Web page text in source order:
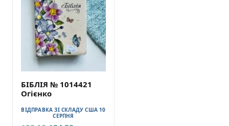
БІБЛІЯ № 1014421
Огієнко
ВІДПРАВКА ЗІ СКЛАДУ США 10
СЕРПНЯ